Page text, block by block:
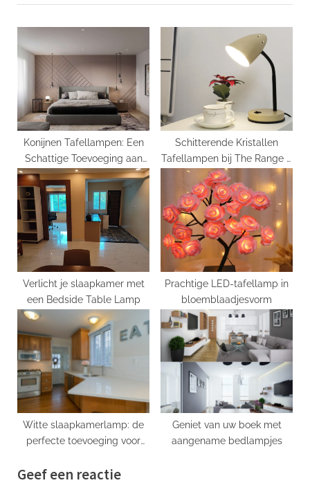
o
u
P
s
t
:
P
o
Konijnen Tafellampen: Een
Schattige Toevoeging aan
Jouw Interieur!
Schitterende Kristallen
Tafellampen bij The Range –
Een Blik op de Collectie
Verlicht je slaapkamer met
een Bedside Table Lamp
Prachtige LED-tafellamp in
bloemblaadjesvorm
Witte slaapkamerlamp: de
perfecte toevoeging voor
slaapkamer
Geniet van uw boek met
aangename bedlampjes
Geef een reactie